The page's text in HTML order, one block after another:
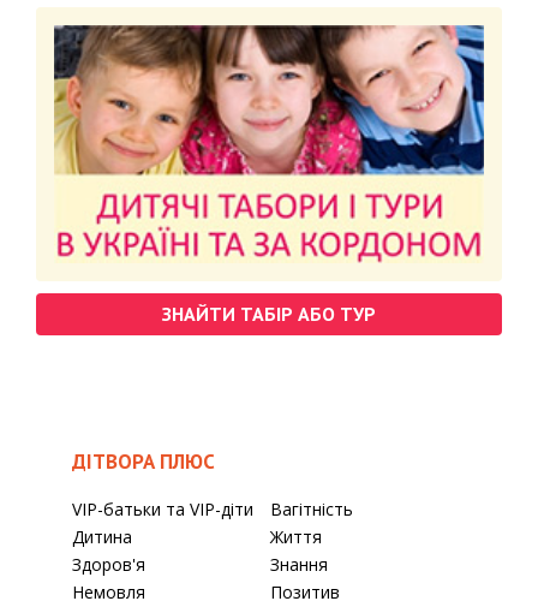
ЗНАЙТИ ТАБІР АБО ТУР
ДІТВОРА ПЛЮС
VIP-батьки та VIP-діти
Вагітність
Дитина
Життя
Здоров'я
Знання
Немовля
Позитив